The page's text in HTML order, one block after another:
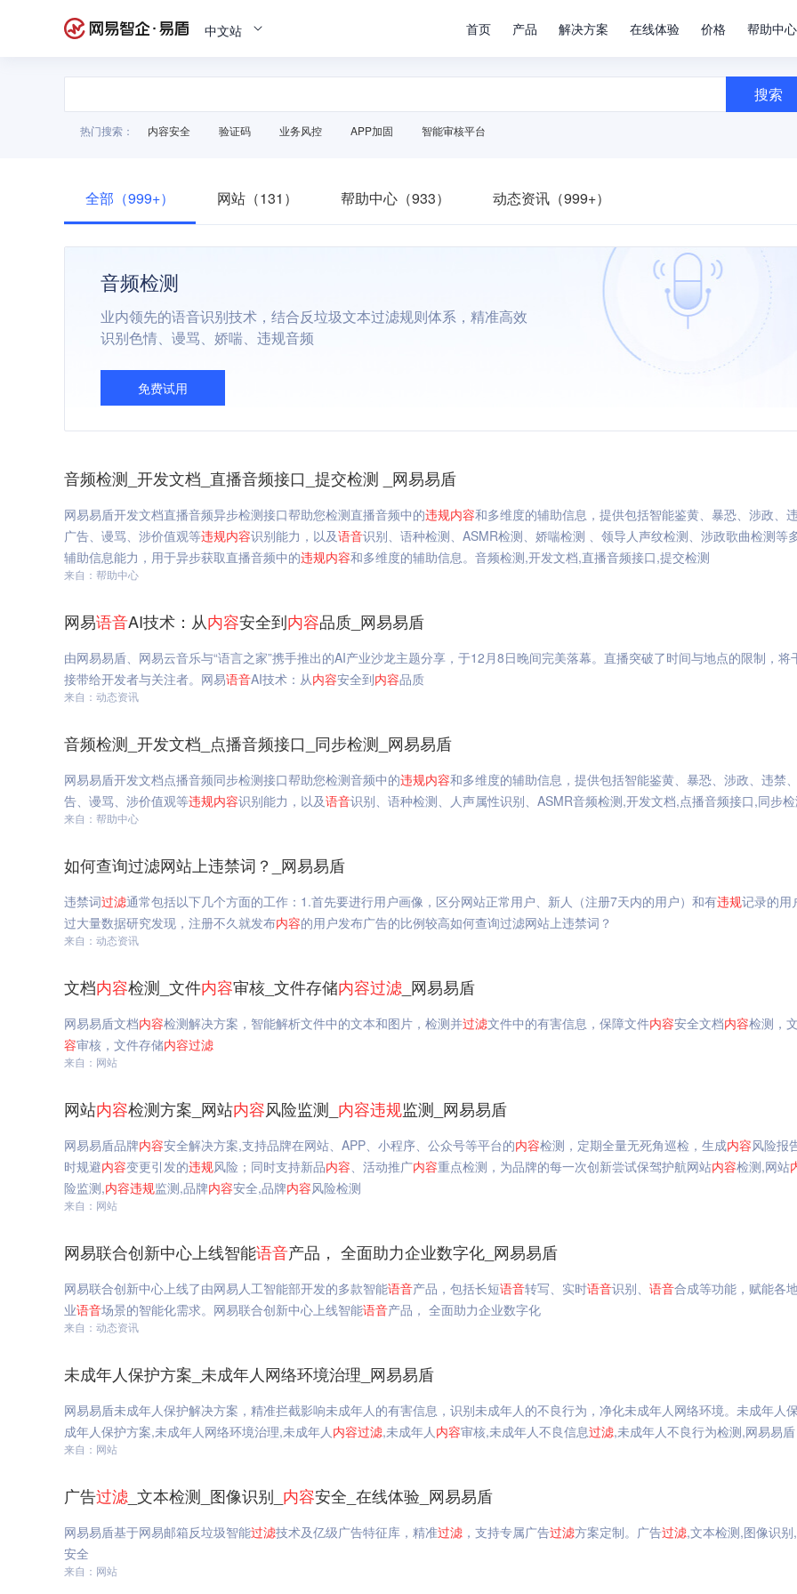
中文站 首页 产品 解决方案 在线体验 价格 帮助中心
搜索
热门搜索： 内容安全 验证码 业务风控 APP加固 智能审核平台
全部（999+） 网站（131） 帮助中心（933） 动态资讯（999+）
音频检测
业内领先的语音识别技术，结合反垃圾文本过滤规则体系，精准高效
识别色情、谩骂、娇喘、违规音频
免费试用
音频检测_开发文档_直播音频接口_提交检测 _网易易盾
网易易盾开发文档直播音频异步检测接口帮助您检测直播音频中的违规内容和多维度的辅助信息，提供包括智能鉴黄、暴恐、涉政、违
广告、谩骂、涉价值观等违规内容识别能力，以及语音识别、语种检测、ASMR检测、娇喘检测 、领导人声纹检测、涉政歌曲检测等
辅助信息能力，用于异步获取直播音频中的违规内容和多维度的辅助信息。音频检测,开发文档,直播音频接口,提交检测
来自：帮助中心
网易语音AI技术：从内容安全到内容品质_网易易盾
由网易易盾、网易云音乐与“语言之家”携手推出的AI产业沙龙主题分享，于12月8日晚间完美落幕。直播突破了时间与地点的限制，将
接带给开发者与关注者。网易语音AI技术：从内容安全到内容品质
来自：动态资讯
音频检测_开发文档_点播音频接口_同步检测_网易易盾
网易易盾开发文档点播音频同步检测接口帮助您检测音频中的违规内容和多维度的辅助信息，提供包括智能鉴黄、暴恐、涉政、违禁
告、谩骂、涉价值观等违规内容识别能力，以及语音识别、语种检测、人声属性识别、ASMR音频检测,开发文档,点播音频接口,同步
来自：帮助中心
如何查询过滤网站上违禁词？_网易易盾
违禁词过滤通常包括以下几个方面的工作：1.首先要进行用户画像，区分网站正常用户、新人（注册7天内的用户）和有违规记录的用
过大量数据研究发现，注册不久就发布内容的用户发布广告的比例较高如何查询过滤网站上违禁词？
来自：动态资讯
文档内容检测_文件内容审核_文件存储内容过滤 _网易易盾
网易易盾文档内容检测解决方案，智能解析文件中的文本和图片，检测并过滤文件中的有害信息，保障文件内容安全文档内容检测，
容审核，文件存储内容过滤
来自：网站
网站内容检测方案_网站内容风险监测_ 内容违规监测_网易易盾
网易易盾品牌内容安全解决方案,支持品牌在网站、APP、小程序、公众号等平台的内容检测，定期全量无死角巡检，生成内容风险报
时规避内容变更引发的违规风险；同时支持新品内容、活动推广内容重点检测，为品牌的每一次创新尝试保驾护航网站内容检测,网站
险监测,内容违规监测,品牌内容安全,品牌内容风险检测
来自：网站
网易联合创新中心上线智能语音产品， 全面助力企业数字化_网易易盾
网易联合创新中心上线了由网易人工智能部开发的多款智能语音产品，包括长短语音转写、实时语音识别、 语音合成等功能，赋能各
业语音场景的智能化需求。网易联合创新中心上线智能语音产品， 全面助力企业数字化
来自：动态资讯
未成年人保护方案_未成年人网络环境治理_网易易盾
网易易盾未成年人保护解决方案，精准拦截影响未成年人的有害信息，识别未成年人的不良行为，净化未成年人网络环境。未成年人
成年人保护方案,未成年人网络环境治理,未成年人内容过滤,未成年人内容审核,未成年人不良信息过滤,未成年人不良行为检测,网易易盾
来自：网站
广告过滤 _文本检测_图像识别_ 内容安全_在线体验_网易易盾
网易易盾基于网易邮箱反垃圾智能过滤技术及亿级广告特征库，精准过滤 ，支持专属广告过滤方案定制。广告过滤,文本检测,图像识别,
安全
来自：网站